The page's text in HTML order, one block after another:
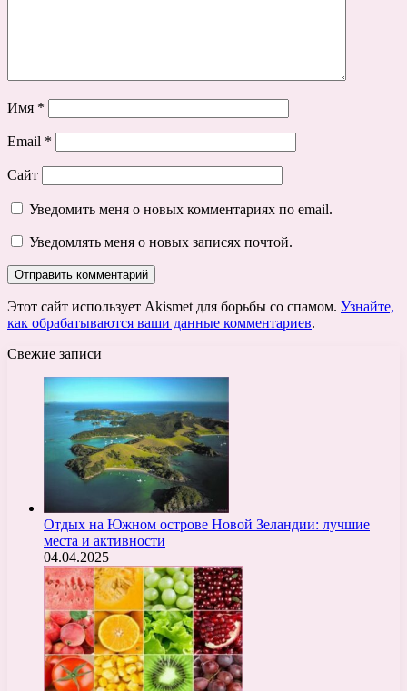
Имя *
Email *
Сайт
Уведомить меня о новых комментариях по email.
Уведомлять меня о новых записях почтой.
Этот сайт использует Akismet для борьбы со спамом. Узнайте,
как обрабатываются ваши данные комментариев.
Свежие записи
Отдых на Южном острове Новой Зеландии: лучшие
места и активности
04.04.2025